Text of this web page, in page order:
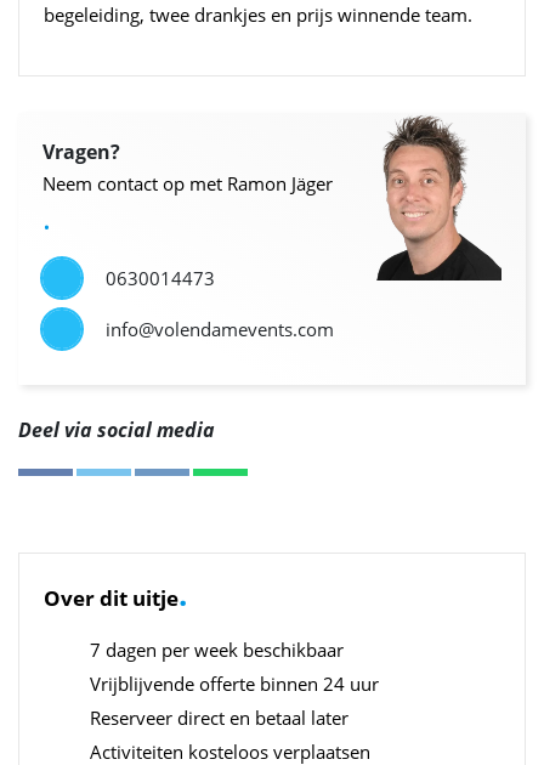
begeleiding, twee drankjes en prijs winnende team.
Vragen?
Neem contact op met Ramon Jäger
.
0630014473
info@volendamevents.com
Deel via social media
Over dit uitje.
7 dagen per week beschikbaar
Vrijblijvende offerte binnen 24 uur
Reserveer direct en betaal later
Activiteiten kosteloos verplaatsen